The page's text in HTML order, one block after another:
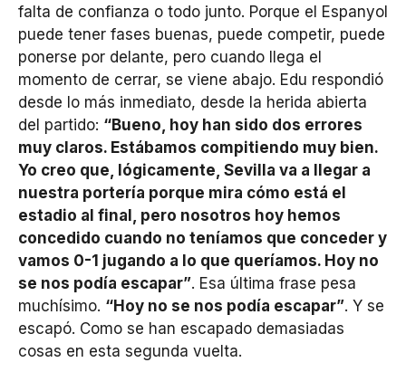
falta de confianza o todo junto. Porque el Espanyol
puede tener fases buenas, puede competir, puede
ponerse por delante, pero cuando llega el
momento de cerrar, se viene abajo. Edu respondió
desde lo más inmediato, desde la herida abierta
del partido: “Bueno, hoy han sido dos errores
muy claros. Estábamos compitiendo muy bien.
Yo creo que, lógicamente, Sevilla va a llegar a
nuestra portería porque mira cómo está el
estadio al final, pero nosotros hoy hemos
concedido cuando no teníamos que conceder y
vamos 0-1 jugando a lo que queríamos. Hoy no
se nos podía escapar”. Esa última frase pesa
muchísimo. “Hoy no se nos podía escapar”. Y se
escapó. Como se han escapado demasiadas
cosas en esta segunda vuelta.